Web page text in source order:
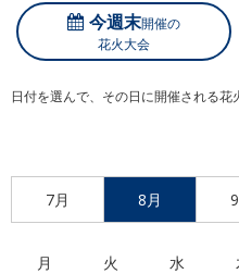
今週末開催の
花火大会
日付を選んで、その日に開催される花
7月 8月
月 火 水